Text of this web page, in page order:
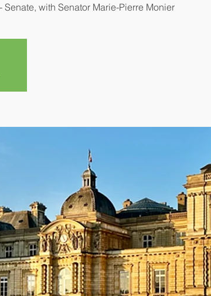
with Senator Marie-Pierre Monier